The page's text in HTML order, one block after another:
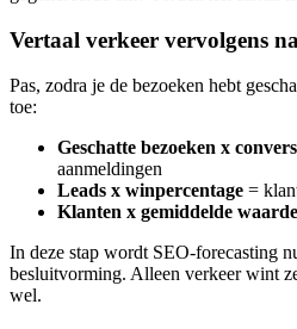
Vertaal verkeer vervolgens
Pas, zodra je de bezoeken hebt
toe:
Geschatte bezoeken x
aanmeldingen
Leads x winpercentage =
Klanten x gemiddelde waarde
In deze stap wordt SEO-forecasting
besluitvorming. Alleen verkeer wint
wel.